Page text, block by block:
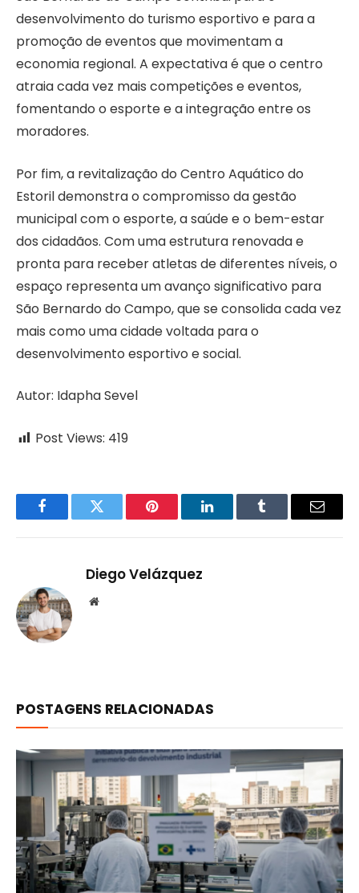
desenvolvimento do turismo esportivo e para a
promoção de eventos que movimentam a
economia regional. A expectativa é que o centro
atraia cada vez mais competições e eventos,
fomentando o esporte e a integração entre os
moradores.
Por fim, a revitalização do Centro Aquático do
Estoril demonstra o compromisso da gestão
municipal com o esporte, a saúde e o bem-estar
dos cidadãos. Com uma estrutura renovada e
pronta para receber atletas de diferentes níveis, o
espaço representa um avanço significativo para
São Bernardo do Campo, que se consolida cada vez
mais como uma cidade voltada para o
desenvolvimento esportivo e social.
Autor: Idapha Sevel
Post Views: 419
FacebookTwitter Pinterest LinkedInTumblr Email
Diego Velázquez
Website
POSTAGENS RELACIONADAS